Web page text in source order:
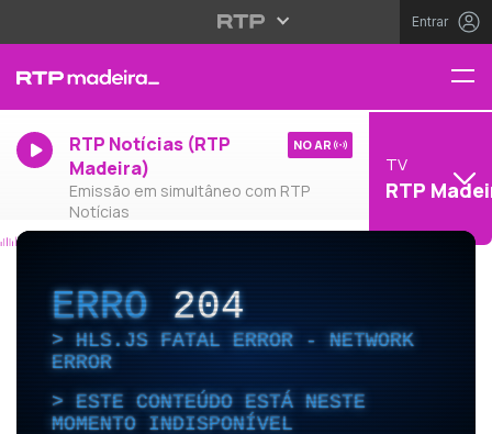
Entrar
RTP Notícias (RTP
Madeira)
Emissão em simultâneo com RTP
Notícias
NO AR
TV
RTP
ERRO204
HLS.JS FATAL ERROR - NETWORK
ERROR
ESTE CONTEÚDO ESTÁ NESTE
MOMENTO INDISPONÍVEL